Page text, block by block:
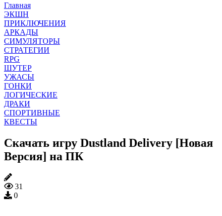
Главная
ЭКШН
ПРИКЛЮЧЕНИЯ
АРКАДЫ
СИМУЛЯТОРЫ
СТРАТЕГИИ
RPG
ШУТЕР
УЖАСЫ
ГОНКИ
ЛОГИЧЕСКИЕ
ДРАКИ
СПОРТИВНЫЕ
КВЕСТЫ
Скачать игру Dustland Delivery [Новая
Версия] на ПК
31
0